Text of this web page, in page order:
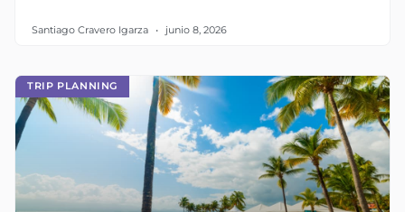
Santiago Cravero Igarza junio 8, 2026
TRIP PLANNING